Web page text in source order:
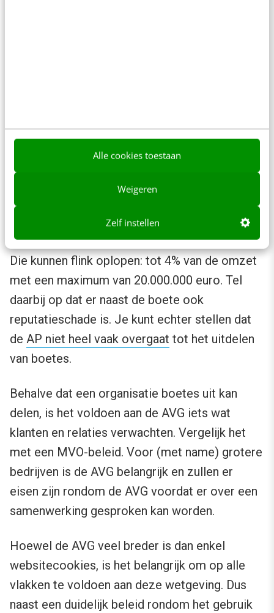
Alle cookies toestaan
Weigeren
Zelf instellen
Het niet voldoen aan de AVG-wetgeving kan
behoorlijke consequenties hebben. Regelmatig
lees je in de krant artikelen dat de Autoriteit
Persoonsgegevens (AP) organisaties
. Mocht dat niet het gewenste
effect hebben, dan kan de AP boetes uitdelen.
Die kunnen flink oplopen: tot 4% van de omzet
met een maximum van 20.000.000 euro. Tel
daarbij op dat er naast de boete ook
reputatieschade is. Je kunt echter stellen dat
de AP niet heel vaak overgaat tot het uitdelen
van boetes.
Behalve dat een organisatie boetes uit kan
delen, is het voldoen aan de AVG iets wat
klanten en relaties verwachten. Vergelijk het
met een MVO-beleid. Voor (met name) grotere
bedrijven is de AVG belangrijk en zullen er
eisen zijn rondom de AVG voordat er over een
samenwerking gesproken kan worden.
Hoewel de AVG veel breder is dan enkel
websitecookies, is het belangrijk om op alle
vlakken te voldoen aan deze wetgeving. Dus
naast een duidelijk beleid rondom het gebruik